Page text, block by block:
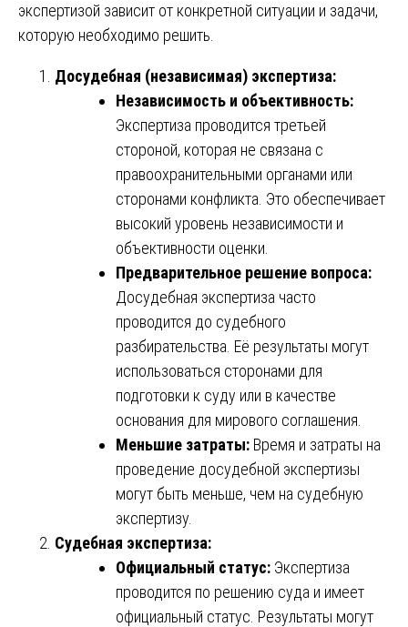
экспертизой зависит от конкретной ситуации и задачи,
которую необходимо решить.
Досудебная (независимая) экспертиза:
Независимость и объективность:
Экспертиза проводится третьей
стороной, которая не связана с
правоохранительными органами или
сторонами конфликта. Это обеспечивает
высокий уровень независимости и
объективности оценки.
Предварительное решение вопроса:
Досудебная экспертиза часто
проводится до судебного
разбирательства. Её результаты могут
использоваться сторонами для
подготовки к суду или в качестве
основания для мирового соглашения.
Меньшие затраты: Время и затраты на
проведение досудебной экспертизы
могут быть меньше, чем на судебную
экспертизу.
Судебная экспертиза:
Официальный статус: Экспертиза
проводится по решению суда и имеет
официальный статус. Результаты могут